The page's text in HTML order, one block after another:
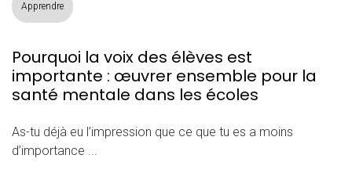
Apprendre
Pourquoi la voix des élèves est
importante : œuvrer ensemble pour la
santé mentale dans les écoles
As-tu déjà eu l’impression que ce que tu es a moins
d’importance ...